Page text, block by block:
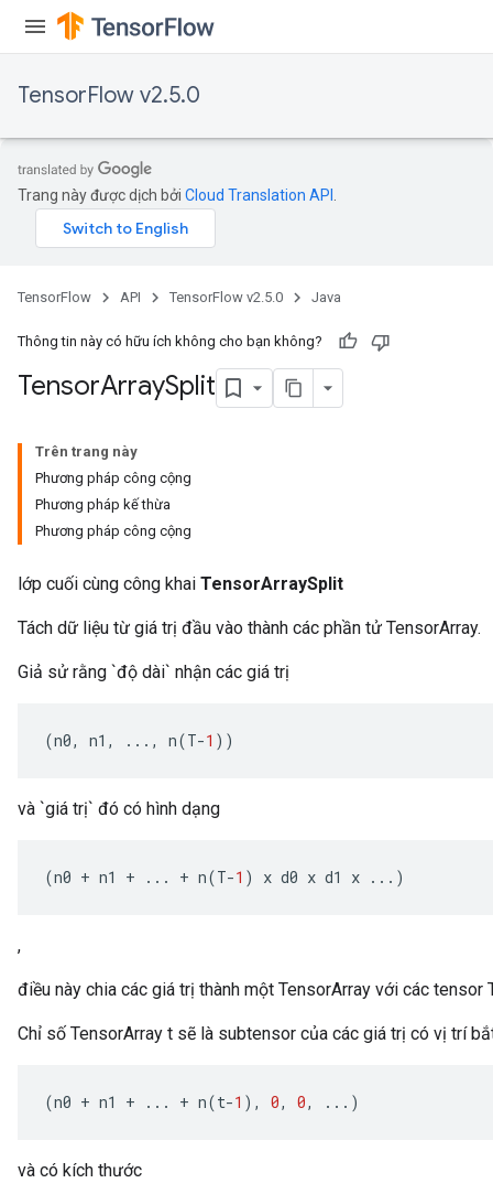
TensorFlow v2.5.0
Trang này được dịch bởi Cloud Translation API
TensorFlow API TensorFlow v2.5.0 Java
Thông tin này có hữu ích không cho bạn không?
TensorArraySplit
Trên trang này
Phương pháp công cộng
Phương pháp kế thừa
Phương pháp công cộng
lớp cuối cùng công khai TensorArraySplit
Tách dữ liệu từ giá trị đầu vào thành các phần tử TensorArray.
Giả sử rằng `độ dài` nhận các giá trị
(n0, n1 , ..., n(T-1 ))
và `giá trị` đó có hình dạng
(n0 + n1 + ... + n(T-1 ) x d0 x d1 x ...)
,
điều này chia các giá trị thành một TensorArray với các tensor
Chỉ số TensorArray t sẽ là subtensor của các giá trị có vị trí
(n0 + n1 + ... + n(t-1 ), 0, 0, ...)
và có kích thước